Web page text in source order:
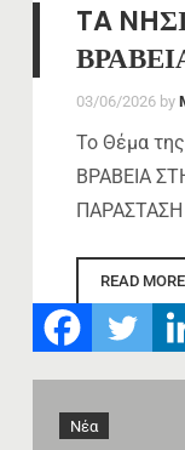
TA
03/06/2026 by
Το Θέμα
ΒΡΑΒΕΙΑ
READ MORE
Νέα